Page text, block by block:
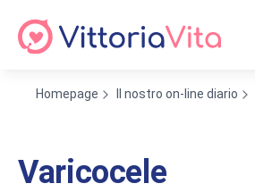
Homepage Il nostro on-line diario
Varicocele